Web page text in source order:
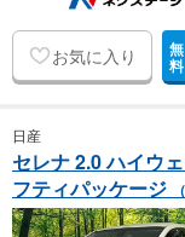
お気に入り 無
料
日産
セレナ 2.0 ハイウ
フティパッケージ